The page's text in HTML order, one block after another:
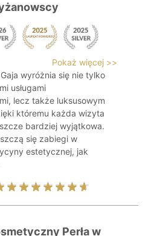
Pokaż więcej >>
wyróżnia się nie tylko
usługami
lecz także luksusowym
któremu każda wizyta
bardziej wyjątkowa.
się zabiegi w
estetycznej, jak
Perła w